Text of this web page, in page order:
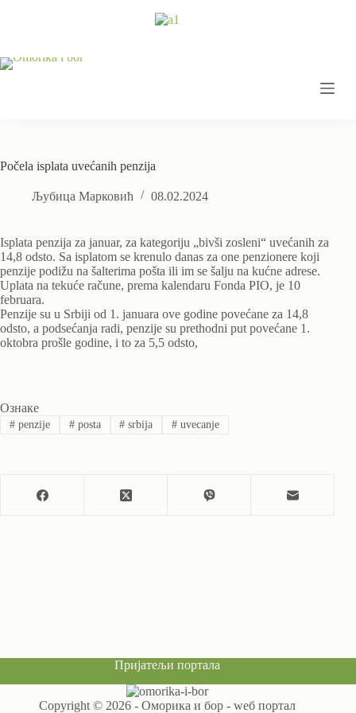
Počela isplata uvećanih penzija
Љубица Марковић 08.02.2024
Isplata penzija za januar, za kategoriju „bivši zosleni“ uvećanih za
14,8 odsto. Sa isplatom se krenulo danas za one penzionere koji
penzije podižu na šalterima pošta ili im se šalju na kućne adrese.
Uplata na tekuće račune, prema kalendaru Fonda PIO, je 10
februara.
Penzije su u Srbiji od 1. januara ove godine povećane za 14,8
odsto, a podsećanja radi, penzije su prethodni put povećane 1.
oktobra prošle godine, i to za 5,5 odsto,
Ознаке
#penzije #posta # srbija # uvecanje
Пријатељи портала
Copyright © 2026 - Оморика и бор - wеб портал